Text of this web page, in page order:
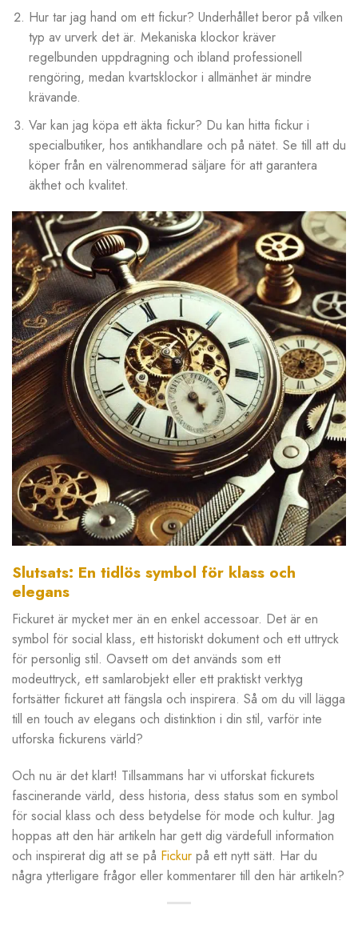
Hur tar jag hand om ett fickur? Underhållet beror på vilken
typ av urverk det är. Mekaniska klockor kräver
regelbunden uppdragning och ibland professionell
rengöring, medan kvartsklockor i allmänhet är mindre
krävande.
Var kan jag köpa ett äkta fickur? Du kan hitta fickur i
specialbutiker, hos antikhandlare och på nätet. Se till att du
köper från en välrenommerad säljare för att garantera
äkthet och kvalitet.
Slutsats: En tidlös symbol för klass och
elegans
Fickuret är mycket mer än en enkel accessoar. Det är en
symbol för social klass, ett historiskt dokument och ett uttryck
för personlig stil. Oavsett om det används som ett
modeuttryck, ett samlarobjekt eller ett praktiskt verktyg
fortsätter fickuret att fängsla och inspirera. Så om du vill lägga
till en touch av elegans och distinktion i din stil, varför inte
utforska fickurens värld?
Och nu är det klart! Tillsammans har vi utforskat fickurets
fascinerande värld, dess historia, dess status som en symbol
för social klass och dess betydelse för mode och kultur. Jag
hoppas att den här artikeln har gett dig värdefull information
och inspirerat dig att se på Fickur på ett nytt sätt. Har du
några ytterligare frågor eller kommentarer till den här artikeln?